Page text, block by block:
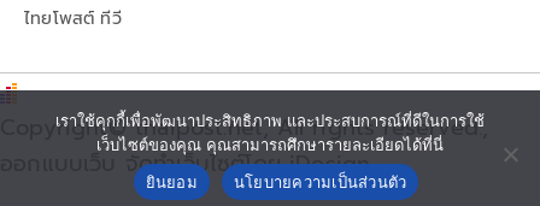
ไทยโพสต์ ทีวี
Copyright© thaipost.net, All rights reserved.,
ออกแบบเว็บ จัดทำเว็บไซต์โดย iDesign
เราใช้คุกกี้เพื่อพัฒนาประสิทธิภาพ และประสบการณ์ที่ดีในการใช้
เว็บไซต์ของคุณ คุณสามารถศึกษารายละเอียดได้ที่นี่
ยินยอม
นโยบายความเป็นส่วนตัว